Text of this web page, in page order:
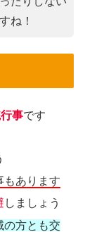
ね！
事です
もあります
しましょう
の方とも交